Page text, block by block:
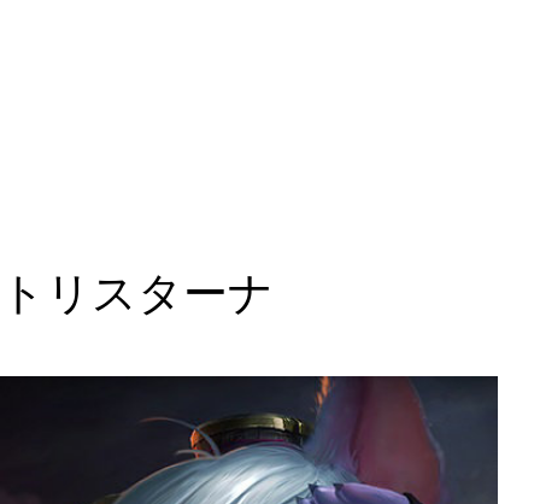
トリスターナ